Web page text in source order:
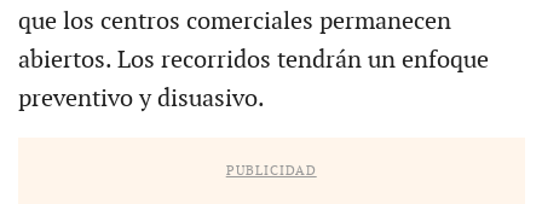
que los centros comerciales permanecen
abiertos. Los recorridos tendrán un enfoque
preventivo y disuasivo.
PUBLICIDAD